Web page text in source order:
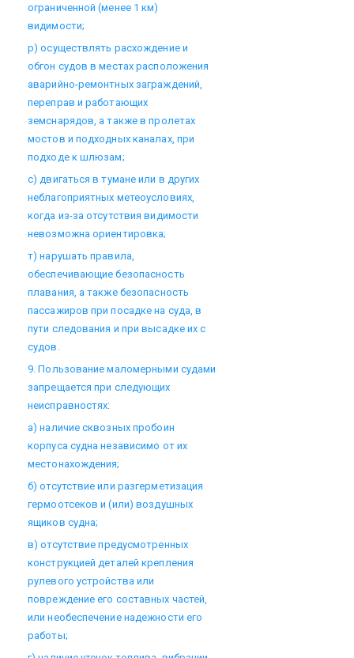
ограниченной (менее 1 км)
видимости;
р) осуществлять расхождение и
обгон судов в местах расположения
аварийно-ремонтных заграждений,
переправ и работающих
земснарядов, а также в пролетах
мостов и подходных каналах, при
подходе к шлюзам;
с) двигаться в тумане или в других
неблагоприятных метеоусловиях,
когда из-за отсутствия видимости
невозможна ориентировка;
т) нарушать правила,
обеспечивающие безопасность
плавания, а также безопасность
пассажиров при посадке на суда, в
пути следования и при высадке их с
судов.
9. Пользование маломерными судами
запрещается при следующих
неисправностях:
а) наличие сквозных пробоин
корпуса судна независимо от их
местонахождения;
б) отсутствие или разгерметизация
гермоотсеков и (или) воздушных
ящиков судна;
в) отсутствие предусмотренных
конструкцией деталей крепления
рулевого устройства или
повреждение его составных частей,
или необеспечение надежности его
работы;